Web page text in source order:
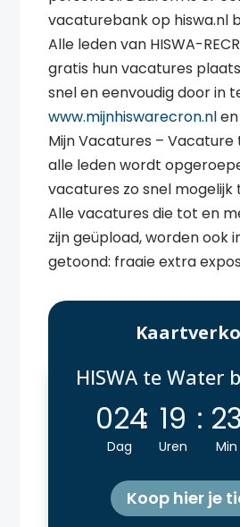
vacaturebank op hiswa.nl
Alle leden van HISWA-
gratis hun vacatures
snel en eenvoudig door in
www.mijnhiswarecron.nl
Mijn Vacatures – Vacature
alle leden wordt
vacatures zo snel mogelijk
Alle vacatures die tot en
zijn geüpload, worden ook
getoond: fraaie extra
HISWA te Water
024
Dag
: 19
Uren
: 23
Min
Koop hier je